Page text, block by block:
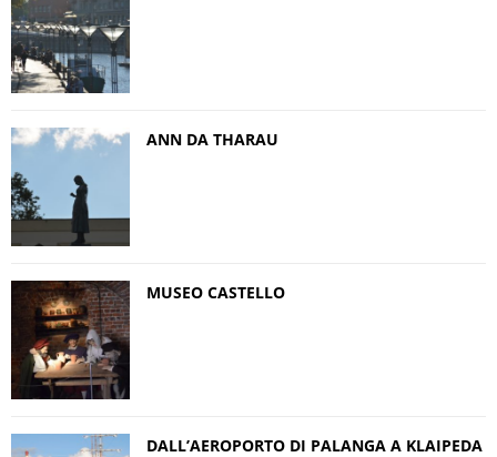
ANN DA THARAU
MUSEO CASTELLO
DALL’AEROPORTO DI PALANGA A KLAIPEDA